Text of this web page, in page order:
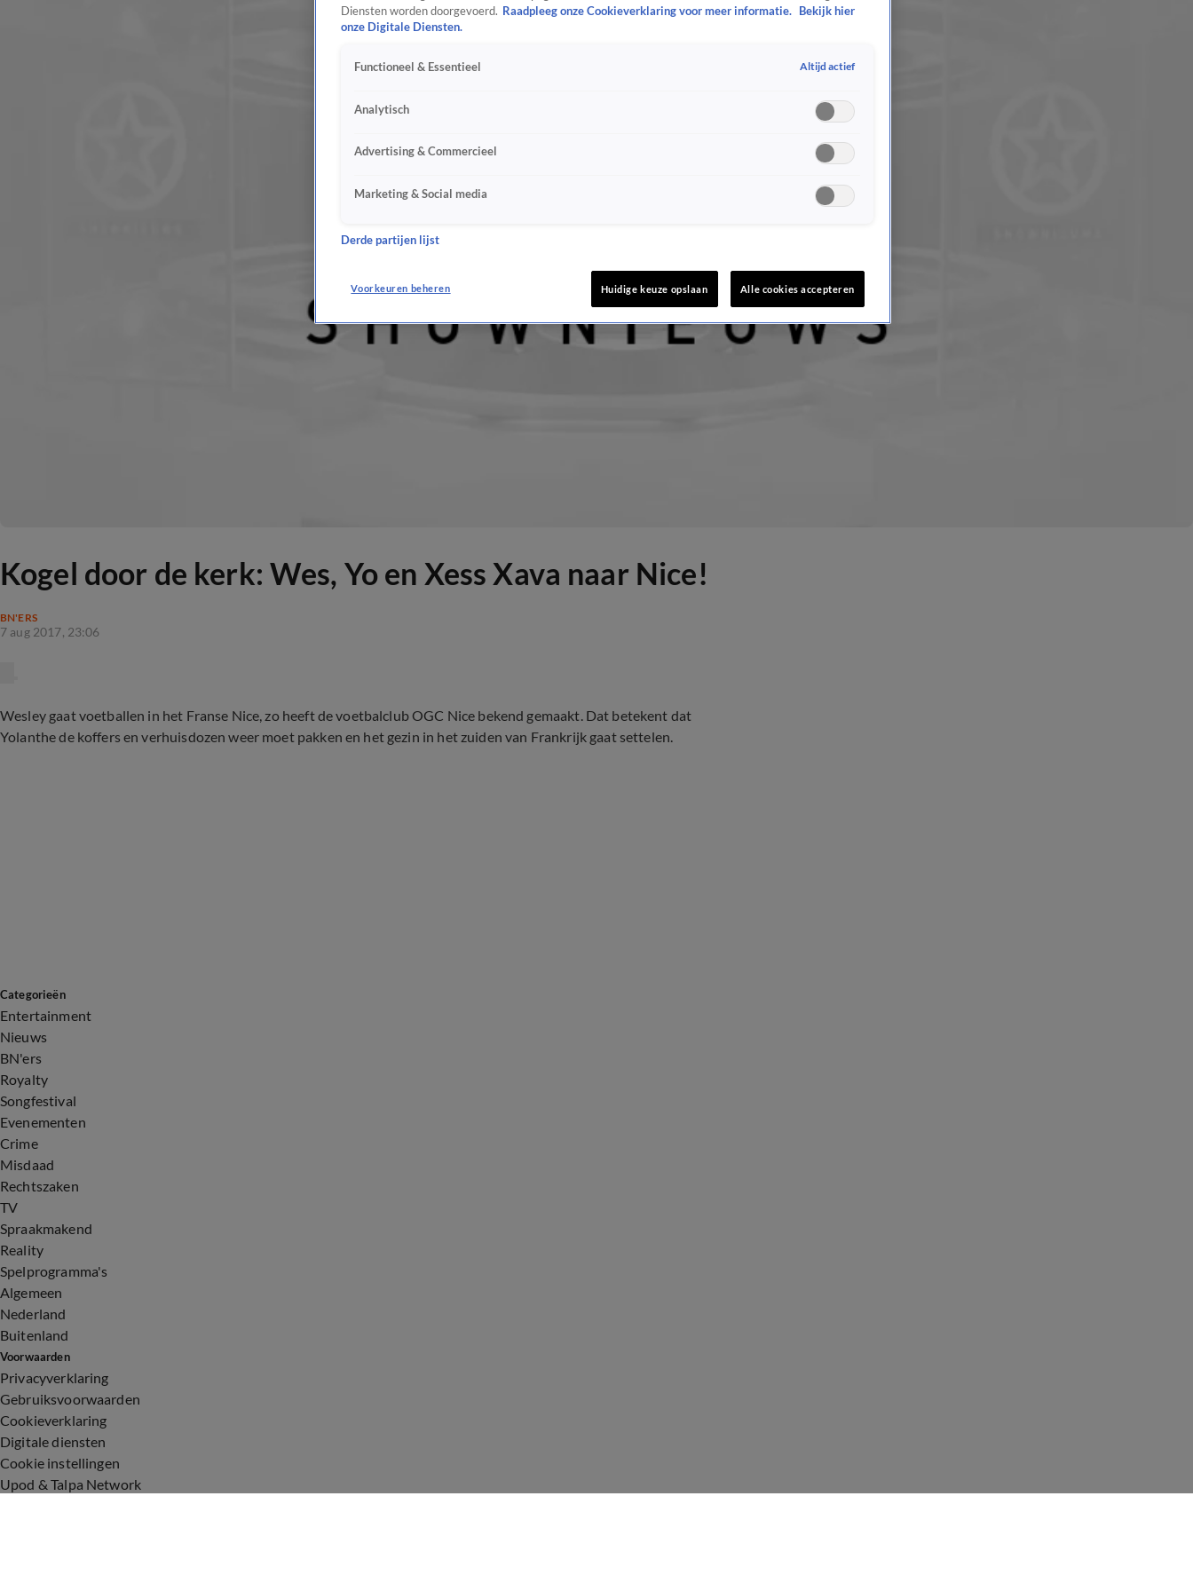
Kogel door de kerk: Wes, Yo en Xess Xava naar Nice!
BN'ERS
7 aug 2017, 23:06
Wesley gaat voetballen in het Franse Nice, zo heeft de voetbalclub OGC Nice bekend gemaakt. Dat betekent dat
Yolanthe de koffers en verhuisdozen weer moet pakken en het gezin in het zuiden van Frankrijk gaat settelen.
Categorieën
Entertainment
Nieuws
BN'ers
Royalty
Songfestival
Evenementen
Crime
Misdaad
Rechtszaken
TV
Spraakmakend
Reality
Spelprogramma's
Algemeen
Nederland
Buitenland
Voorwaarden
Privacyverklaring
Gebruiksvoorwaarden
Cookieverklaring
Digitale diensten
Cookie instellingen
Upod & Talpa Network
Diensten worden doorgevoerd. Raadpleeg onze Cookieverklaring voor meer informatie.
Bekijk hier
onze Digitale Diensten.
Functioneel & Essentieel Altijd actief
Analytisch
Advertising & Commercieel
Marketing & Social media
Derde partijen lijst
Voorkeuren beheren Huidige keuze opslaan Alle cookies accepteren